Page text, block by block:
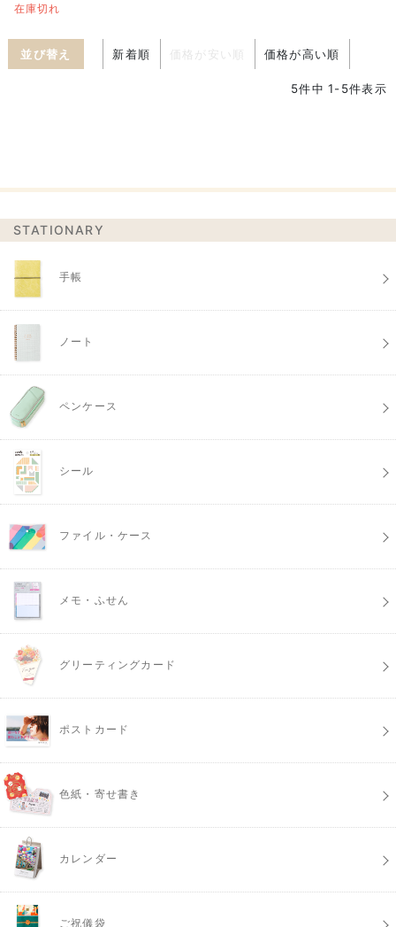
在庫切れ
並び替え 新着順 価格が安い順 価格が高い順
5件中 1-5件表示
STATIONARY
手帳
ノート
ペンケース
シール
ファイル・ケース
メモ・ふせん
グリーティングカード
ポストカード
色紙・寄せ書き
カレンダー
ご祝儀袋